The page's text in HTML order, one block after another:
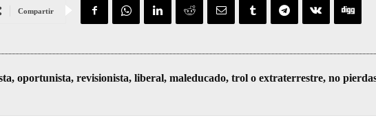
Compartir
oportunista, revisionista, liberal, maleducado, trol o extraterrestre, no